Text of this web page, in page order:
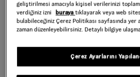
geliştirilmesi amacıyla kişisel verilerinizi
verdiğiniz izni
burayatıklayarak veya web
bulabileceğiniz Çerez Politikası sayfasında yer
zaman düzenleyebilirsiniz. Detaylı bilgiye
Çerez Ayarlarını